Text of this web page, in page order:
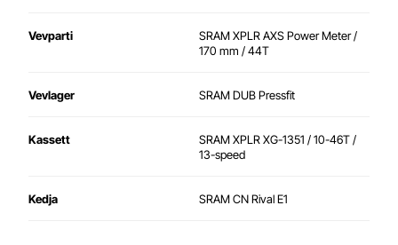
Vevparti
SRAM XPLR AXS Power Meter /
170 mm / 44T
Vevlager SRAM DUB Pressfit
Kassett
SRAM XPLR XG-1351 / 10-46T /
13-speed
Kedja SRAM CN Rival E1